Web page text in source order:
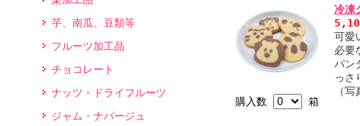
芋、南瓜、豆類等
フルーツ加工品
チョコレート
ナッツ・ドライフルーツ
ジャム・ナパージュ
購入数 箱
冷
可愛
必要
パン
っさ
（